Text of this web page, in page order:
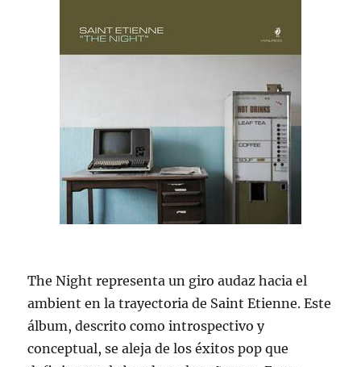
The Night representa un giro audaz hacia el
ambient en la trayectoria de Saint Etienne. Este
álbum, descrito como introspectivo y
conceptual, se aleja de los éxitos pop que